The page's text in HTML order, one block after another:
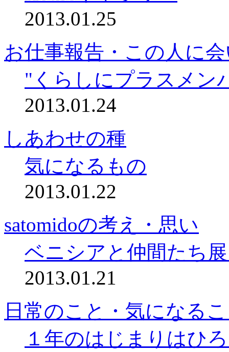
2013.01.25
お仕事報告・この人に
"くらしにプラスメン
2013.01.24
しあわせの種
気になるもの
2013.01.22
satomidoの考え・思い
ベニシアと仲間たち
2013.01.21
日常のこと・気になる
１年のはじまりはひ